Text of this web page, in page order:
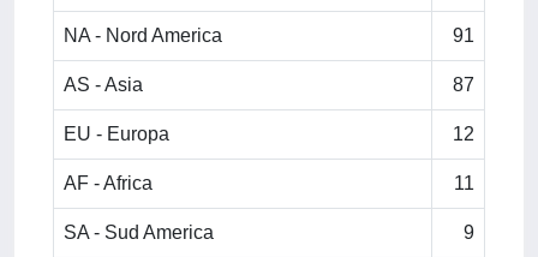
NA - Nord America 91
AS - Asia 87
EU - Europa 12
AF - Africa 11
SA - Sud America 9